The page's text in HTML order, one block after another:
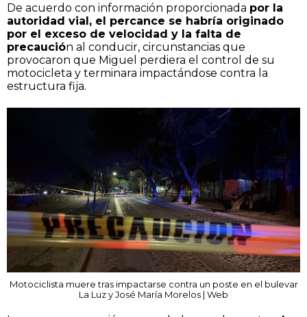
De acuerdo con información proporcionada por la
autoridad vial, el percance se habría originado
por el exceso de velocidad y la falta de
precaución al conducir, circunstancias que
provocaron que Miguel perdiera el control de su
motocicleta y terminara impactándose contra la
estructura fija.
Motociclista muere tras impactarse contra un poste en el bulevar
La Luz y José María Morelos | Web